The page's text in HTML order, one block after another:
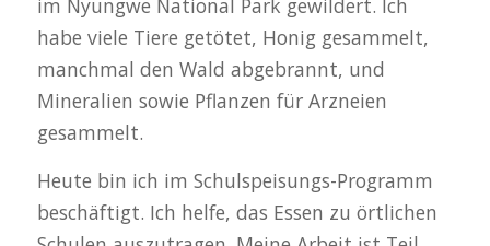
im Nyungwe National Park gewildert. Ich
habe viele Tiere getötet, Honig gesammelt,
manchmal den Wald abgebrannt, und
Mineralien sowie Pflanzen für Arzneien
gesammelt.
Heute bin ich im Schulspeisungs-Programm
beschäftigt. Ich helfe, das Essen zu örtlichen